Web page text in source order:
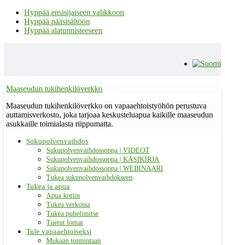
Hyppää ensisijaiseen valikkoon
Hyppää pääsisältöön
Hyppää alatunnisteeseen
Maaseudun tukihenkilöverkko
Maaseudun tukihenkilöverkko on vapaaehtoistyöhön perustuva
auttamisverkosto, joka tarjoaa keskusteluapua kaikille maaseudun
asukkaille toimialasta riippumatta.
Sukupolvenvaihdos
Sukupolvenvaihdossoppa | VIDEOT
Sukupolvenvaihdossoppa | KÄSIKIRJA
Sukupolvenvaihdossoppa | WEBINAARI
Tukea sukupolvenvaihdokseen
Tukea ja apua
Apua kotiin
Tukea verkossa
Tukea puhelimitse
Tuetut lomat
Tule vapaaehtoiseksi
Mukaan toimintaan